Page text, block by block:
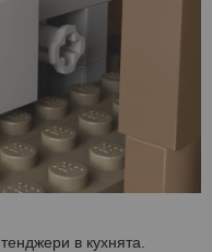
в кухнята.